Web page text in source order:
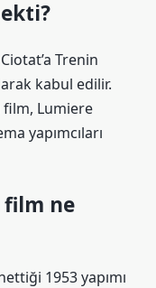
Trenin
kabul edilir.
film, Lumiere
yapımcıları
film ne
1953 yapımı